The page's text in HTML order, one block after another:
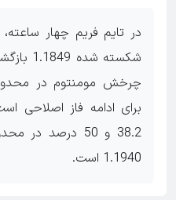
در تایم فریم چهار
شکسته
چرخش مومنتوم در
برای ادامه فاز اصلاحی
1.1940 است.